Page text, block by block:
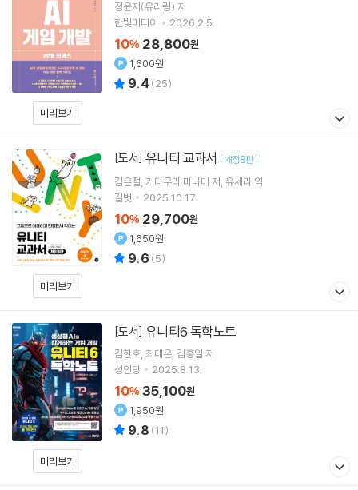
미리보기
정윤지(유리링) 저
한빛미디어
2026.2.5.
10% 28,800원
1,600원
9.4 (25)
미리보기
[도서] 유니티 교과서 [개정8판]
김은철 기타무라 마나미 저 유세라 역
길벗
2025.10.17.
10% 29,700원
1,650원
9.6 (5)
미리보기
[도서] 유니티6 독학노트
김한호 최태온 김홍일 저
성안당
2025.8.13.
10% 35,100원
1,950원
9.8 (11)